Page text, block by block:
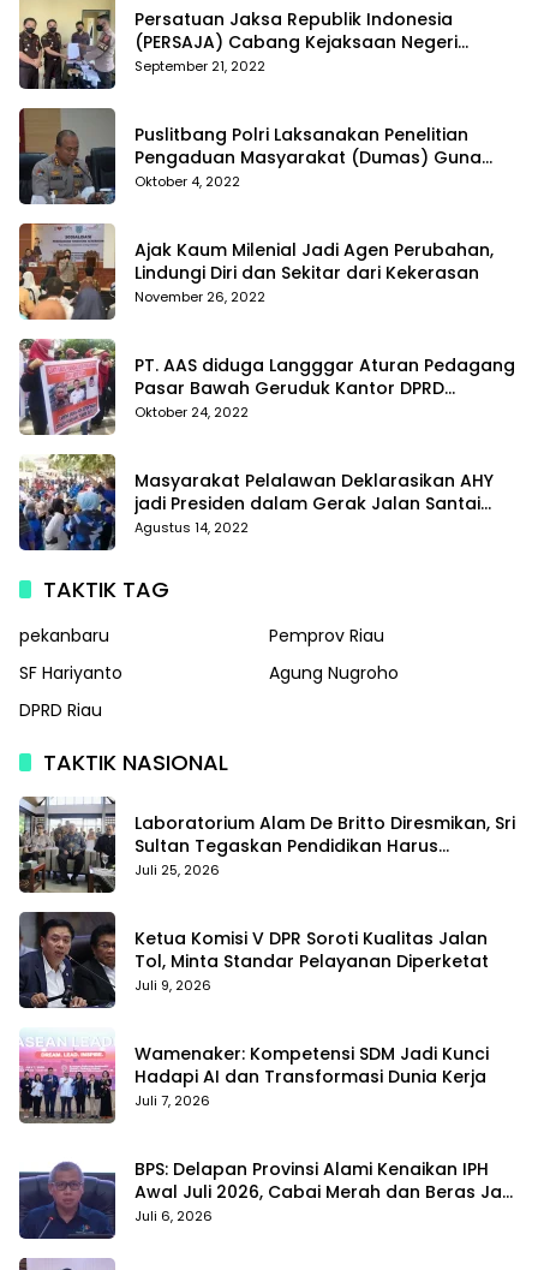
Persatuan Jaksa Republik Indonesia
(PERSAJA) Cabang Kejaksaan Negeri
Tanggamus resmi melaporkan Alvin Lim ke
September 21, 2022
Puslitbang Polri Laksanakan Penelitian
Pengaduan Masyarakat (Dumas) Guna
Meningkatkan Profesionalisme Personil Polri
Oktober 4, 2022
Ajak Kaum Milenial Jadi Agen Perubahan,
Lindungi Diri dan Sekitar dari Kekerasan
November 26, 2022
PT. AAS diduga Langggar Aturan Pedagang
Pasar Bawah Geruduk Kantor DPRD
Pekanbaru
Oktober 24, 2022
Masyarakat Pelalawan Deklarasikan AHY
jadi Presiden dalam Gerak Jalan Santai
Partai Demokrat
Agustus 14, 2022
TAKTIK TAG
pekanbaru
Pemprov Riau
SF Hariyanto
Agung Nugroho
DPRD Riau
TAKTIK NASIONAL
Laboratorium Alam De Britto Diresmikan, Sri
Sultan Tegaskan Pendidikan Harus
Membentuk Karakter
Juli 25, 2026
Ketua Komisi V DPR Soroti Kualitas Jalan
Tol, Minta Standar Pelayanan Diperketat
Juli 9, 2026
Wamenaker: Kompetensi SDM Jadi Kunci
Hadapi AI dan Transformasi Dunia Kerja
Juli 7, 2026
BPS: Delapan Provinsi Alami Kenaikan IPH
Awal Juli 2026, Cabai Merah dan Beras Jadi
Pemicu
Juli 6, 2026